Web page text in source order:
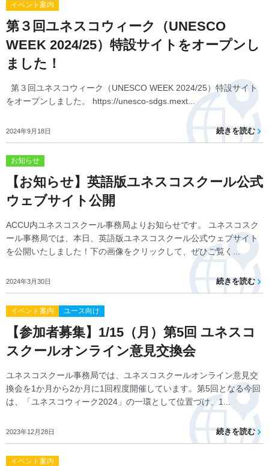
イベント案内
第３回ユネスコウィーク（UNESCO
WEEK 2024/25）特設サイトをオープンし
ました！
第３回ユネスコウィーク（UNESCO WEEK 2024/25）特設サイト
をオープンしました。 https://unesco-sdgs.mext...
2024年9月18日 続きを読む
お知らせ
【お知らせ】英語版ユネスコスクール公式
ウェブサイト公開
ACCU内ユネスコスクール事務局よりお知らせです。 ユネスコスク
ール事務局では、本日、英語版ユネスコスクール公式ウェブサイト
を公開いたしました！下の画像をクリックして、ぜひご覧く...
2024年3月30日 続きを読む
イベント案内 ユース向け
【参加者募集】1/15（月）第5回 ユネスコ
スクールオンライン意見交換会
ユネスコスクール事務局では、ユネスコスクールオンライン意見交
換会を1か月から2か月に1回程度開催しています。第5回となる今回
は、「ユネスコウィーク2024」の一環として位置づけ、1...
2023年12月28日 続きを読む
イベント案内